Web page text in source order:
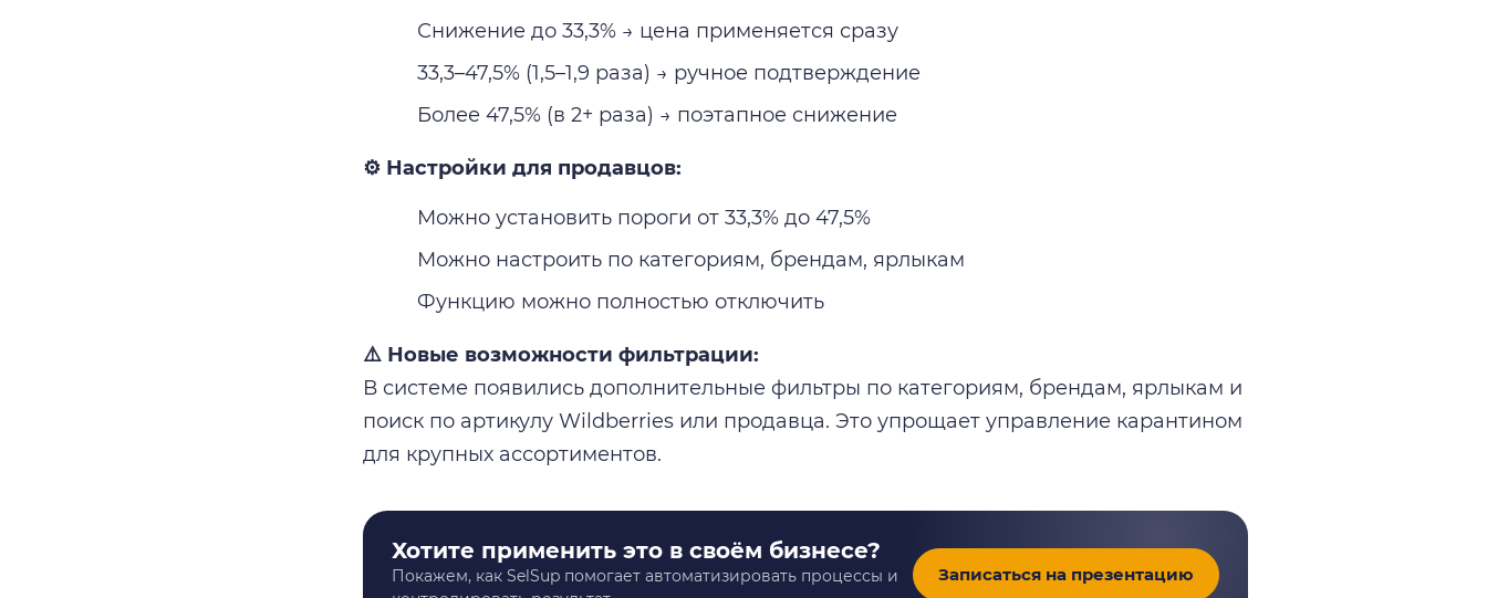
Снижение до 33,3% → цена применяется сразу
33,3–47,5% (1,5–1,9 раза) → ручное подтверждение
Более 47,5% (в 2+ раза) → поэтапное снижение
⚙️ Настройки для продавцов:
Можно установить пороги от 33,3% до 47,5%
Можно настроить по категориям, брендам, ярлыкам
Функцию можно полностью отключить
⚠️ Новые возможности фильтрации:
В системе появились дополнительные фильтры по категориям, брендам, ярлыкам и
поиск по артикулу Wildberries или продавца. Это упрощает управление карантином
для крупных ассортиментов.
Хотите применить это в своём бизнесе?
Покажем, как SelSup помогает автоматизировать процессы и
Записаться на презентацию